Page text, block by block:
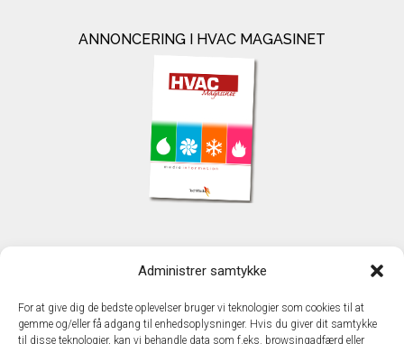
Administrer samtykke
For at give dig de bedste oplevelser bruger vi teknologier som cookies til at
gemme og/eller få adgang til enhedsoplysninger. Hvis du giver dit samtykke
til disse teknologier, kan vi behandle data som f.eks. browsingadfærd eller
ANNONCERING I HVAC MAGASINET
TechMedia A/S
DK - 2600 Glostrup
www.techmedia.dk